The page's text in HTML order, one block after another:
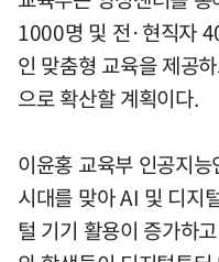
1000명 및 전·현직자
인 맞춤형 교육을 제공
으로 확산할 계획이다.
이윤홍 교육부 인공지
시대를 맞아 AI 및 디지
털 기기 활용이 증가하